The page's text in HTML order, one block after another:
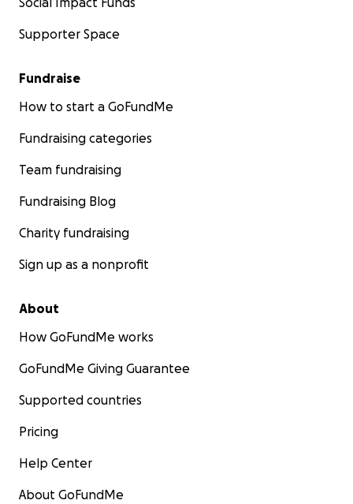
Con gratitud,
https://youtu.be/LvW4yckZzV4?si=pqLEghKyLRlfN9ce
Supporter Space
Fundraise
How to start a GoFundMe
Fundraising categories
Team fundraising
Fundraising Blog
Charity fundraising
Sign up as a nonprofit
About
How GoFundMe works
GoFundMe Giving Guarantee
Supported countries
Pricing
Help Center
About GoFundMe